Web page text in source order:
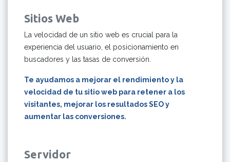
Sitios Web
La velocidad de un sitio web es crucial para la
experiencia del usuario, el posicionamiento en
buscadores y las tasas de conversión.
Te ayudamos a mejorar el rendimiento y la
velocidad de tu sitio web para retener a los
visitantes, mejorar los resultados SEO y
aumentar las conversiones.
Servidor